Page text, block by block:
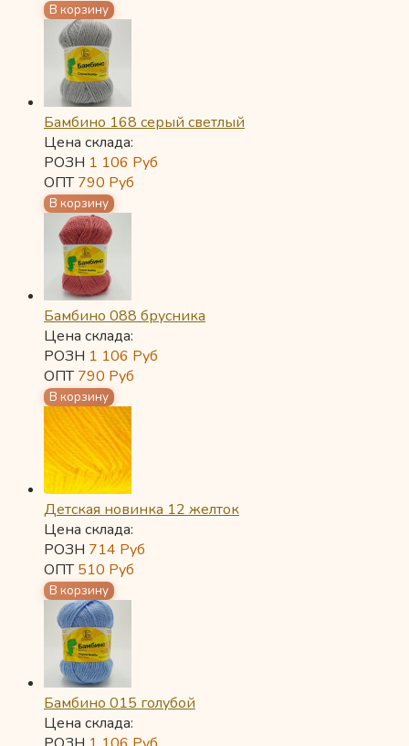
Бамбино 168 серый светлый
Цена склада:
РОЗН 1 106 Руб
ОПТ790 Руб
Бамбино 088 брусника
Цена склада:
РОЗН 1 106 Руб
ОПТ790 Руб
Детская новинка 12 желток
Цена склада:
РОЗН 714 Руб
ОПТ510 Руб
Бамбино 015 голубой
Цена склада: